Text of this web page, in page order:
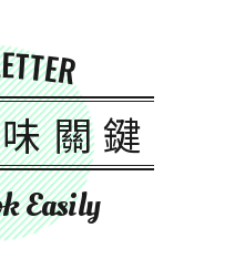
關鍵
Easily